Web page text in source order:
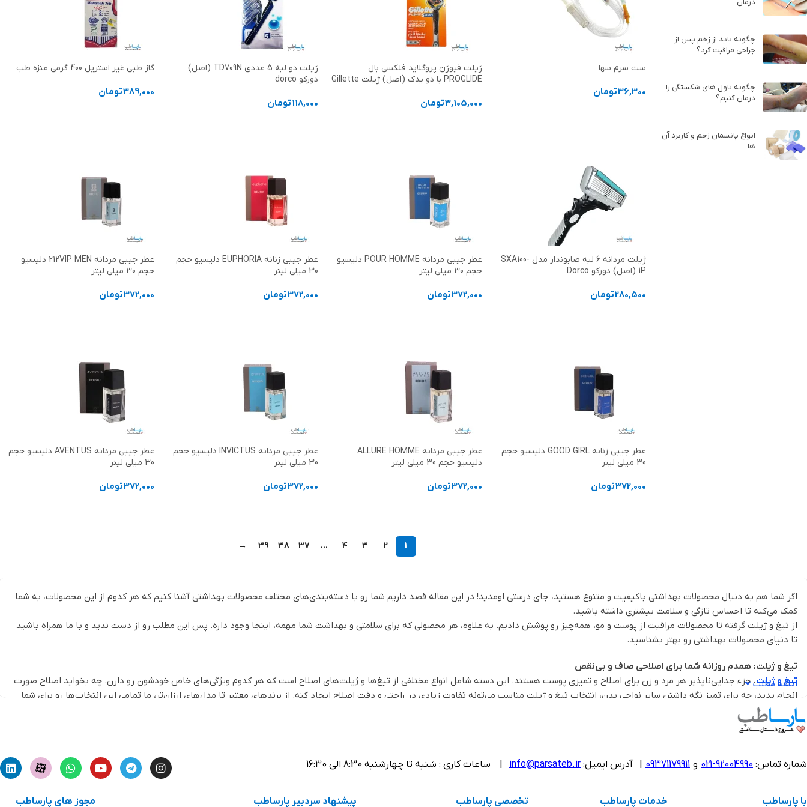
چگونه باید از زخم پس از
جراحی مراقبت کرد؟
چگونه تاول های شکستگی را
درمان کنیم؟
انواع پانسمان زخم و کاربرد آن
ها
ست سرم سها
36,300تومان
ژیلت فیوژن پروگلاید فلکسی بال
PROGLIDE با دو یدک (اصل) ژیلت Gillette
3,105,000تومان
ژیلت دو لبه 5 عددی TD709N (اصل)
دورکو dorco
118,000تومان
گاز طبی غیر استریل 400 گرمی منزه طب
389,000تومان
ژیلت مردانه 6 لبه صابوندار مدل SXA100-
1P (اصل) دورکو Dorco
280,500تومان
عطر جیبی مردانه POUR HOMME دلیسیو
حجم 30 میلی لیتر
372,000تومان
عطر جیبی زنانه EUPHORIA دلیسیو حجم
30 میلی لیتر
372,000تومان
عطر جیبی مردانه 212VIP MEN دلیسیو
حجم 30 میلی لیتر
372,000تومان
عطر جیبی زنانه GOOD GIRL دلیسیو حجم
30 میلی لیتر
372,000تومان
عطر جیبی مردانه ALLURE HOMME
دلیسیو حجم 30 میلی لیتر
372,000تومان
عطر جیبی مردانه INVICTUS دلیسیو حجم
30 میلی لیتر
372,000تومان
عطر جیبی مردانه AVENTUS دلیسیو حجم
30 میلی لیتر
372,000تومان
1
2
3
4
…
37
38
39
→
اگر شما هم به دنبال محصولات بهداشتی باکیفیت و متنوع هستید، جای درستی اومدید! در این مقاله قصد داریم شما رو با دسته‌بندی‌های مختلف محصولات بهداشتی آشنا کنیم که هر کدوم از این محصولات، به شما
کمک می‌کنه تا احساس تازگی و سلامت بیشتری داشته باشید.
از تیغ و ژیلت گرفته تا محصولات مراقبت از پوست و مو، همه‌چیز رو پوشش دادیم. به علاوه، هر محصولی که برای سلامتی و بهداشت شما مهمه، اینجا وجود داره. پس این مطلب رو از دست ندید و با ما همراه باشید
تا دنیای محصولات بهداشتی رو بهتر بشناسید.
تیغ و ژیلت: همدم روزانه شما برای اصلاحی صاف و بی‌نقص
تیغ و ژیلت، جزء جدایی‌ناپذیر هر مرد و زن برای اصلاح و تمیزی پوست هستند. این دسته شامل انواع مختلفی از تیغ‌ها و ژیلت‌های اصلاح است که هر کدوم ویژگی‌های خاص خودشون رو دارن. چه بخواید اصلاح صورت
انجام بدید، چه برای تمیز نگه داشتن سایر نواحی بدن، انتخاب تیغ و ژیلت مناسب می‌تونه تفاوت زیادی در راحتی و دقت اصلاح ایجاد کنه. از برندهای معتبر تا مدل‌های ارزان‌تر، ما تمامی این انتخاب‌ها رو برای شما
فراهم کردیم.
ویژگی‌های محصولات تیغ و ژیلت:
اصلاح بدون درد و آسیب
ادامه مطلب
شماره تماس: 92004990-021 و 09371179911 آدرس ایمیل: info@parsateb.ir | ساعات کاری : شنبه تا چهارشنبه 8:30 الی 16:30
با پارساطب خدمات پارساطب تخصصی پارساطب پیشنهاد سردبیر پارساطب مجوز های پارساطب